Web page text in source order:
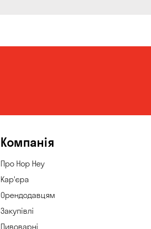
Компанія
Про Hop Hey
Кар'єра
Орендодавцям
Закупівлі
Пивоварні